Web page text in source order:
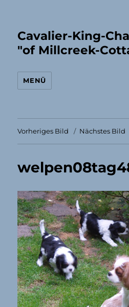
Cavalier-King-
"of Millcreek-
MENÜ
Vorheriges Bild Nächstes Bild